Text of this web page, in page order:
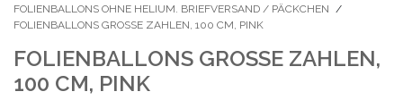
FOLIENBALLONS OHNE HELIUM. BRIEFVERSAND / PÄCKCHEN /
FOLIENBALLONS GROSSE ZAHLEN, 100 CM, PINK
FOLIENBALLONS GROSSE ZAHLEN, 1
00 CM, PINK